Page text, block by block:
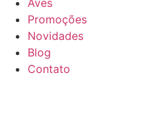
Aves
Promoções
Novidades
Blog
Contato